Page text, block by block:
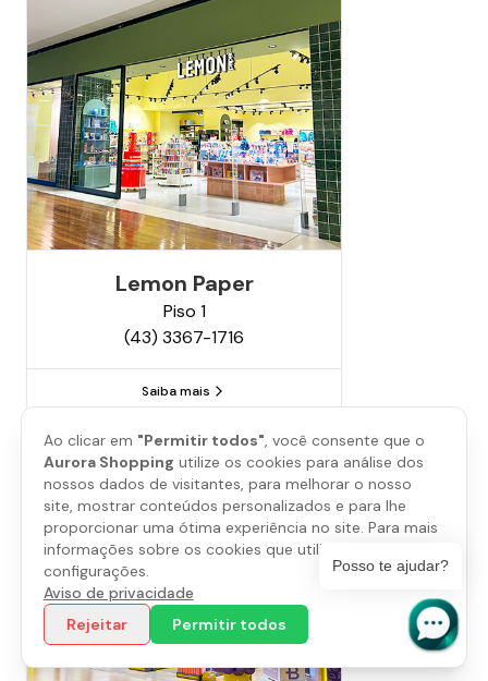
Ao clicar em "Permitir todos", você consente que o
Aurora Shopping utilize os cookies para análise dos
nossos dados de visitantes, para melhorar o nosso
site, mostrar conteúdos personalizados e para lhe
proporcionar uma ótima experiência no site. Para mais
informações sobre os cookies que utilizamos, abra as
configurações.
Aviso de privacidade
Rejeitar
Permitir todos
Lemon Paper
Piso 1
(43) 3367-1716
Saiba mais
Posso te ajudar?